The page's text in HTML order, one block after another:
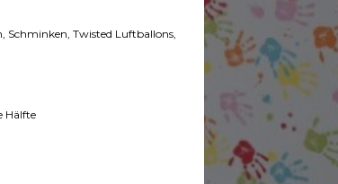
Schminken, Twisted Luftballons,
Hälfte